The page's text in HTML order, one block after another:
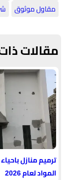
مقاول موثوق
مقالات
ترميم منازل
المواد لعام 2026